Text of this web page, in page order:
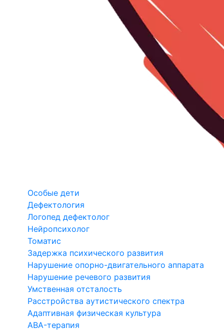
Особые дети
Дефектология
Логопед дефектолог
Нейропсихолог
Томатис
Задержка психического развития
Нарушение опорно-двигательного аппарата
Нарушение речевого развития
Умственная отсталость
Расстройства аутистического спектра
Адаптивная физическая культура
ABA-терапия